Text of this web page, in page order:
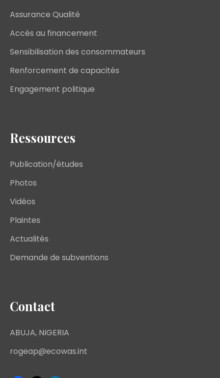
Assurance Qualité
Accès au financement
Sensibilisation des consommateurs
Renforcement de capacités
Engagement politique
Ressources
Publication/études
Photos
Vidéos
Plaintes
Actualités
Demande de subventions
Contact
ABUJA, NIGERIA
rogeap@ecowas.int